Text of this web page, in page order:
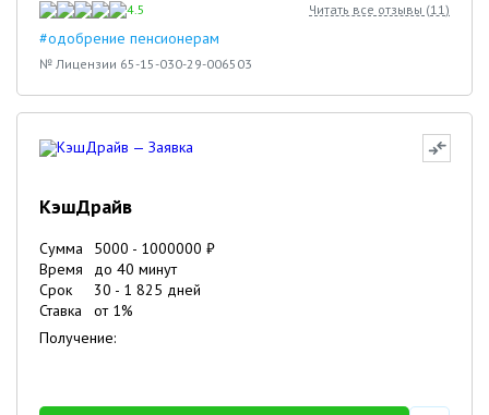
4.5 Читать все отзывы (11)
#одобрение пенсионерам
№ Лицензии 65-15-030-29-006503
КэшДрайв
Сумма 5000 - 1000000 ₽
Время
до 40 минут
Срок
30 - 1 825 дней
Ставка
от 1%
Получение: